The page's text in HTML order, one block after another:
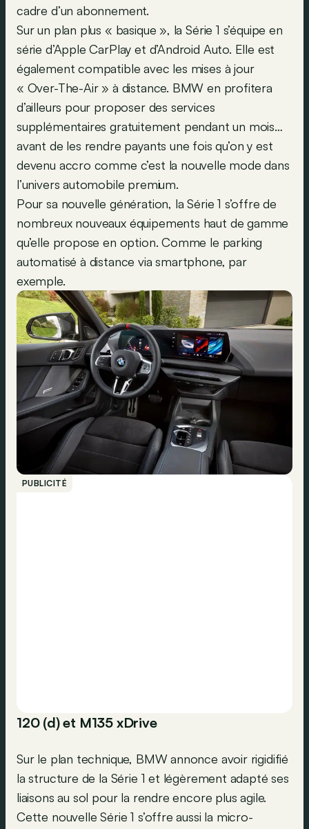
cadre d’un abonnement.
Sur un plan plus « basique », la Série 1 s’équipe en
série d’Apple CarPlay et d’Android Auto. Elle est
également compatible avec les mises à jour
« Over-The-Air » à distance. BMW en profitera
d’ailleurs pour proposer des services
supplémentaires gratuitement pendant un mois…
avant de les rendre payants une fois qu’on y est
devenu accro comme c’est la nouvelle mode dans
l’univers automobile premium.
Pour sa nouvelle génération, la Série 1 s’offre de
nombreux nouveaux équipements haut de gamme
qu’elle propose en option. Comme le parking
automatisé à distance via smartphone, par
exemple.
PUBLICITÉ
120 (d) et M135 xDrive
Sur le plan technique, BMW annonce avoir rigidifié
la structure de la Série 1 et légèrement adapté ses
liaisons au sol pour la rendre encore plus agile.
Cette nouvelle Série 1 s’offre aussi la micro-